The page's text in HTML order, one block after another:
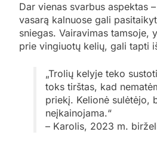
Dar vienas svarbus aspektas
vasarą kalnuose gali
sniegas. Vairavimas tamsoje,
prie vingiuotų kelių, gali tapti
„Trolių kelyje teko
toks tirštas, kad
priekį. Kelionė sulėtėjo,
neįkainojama.“
– Karolis, 2023 m.